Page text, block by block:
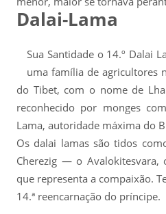
Dalai-Lama
Sua Santidade o 14.º Dalai
uma família de agricultores
do Tibet, com o nome de
reconhecido por monges
Lama, autoridade máxima do
Os dalai lamas são tidos
Cherezig — o
que representa a compaixão.
14.ª reencarnação do príncipe.